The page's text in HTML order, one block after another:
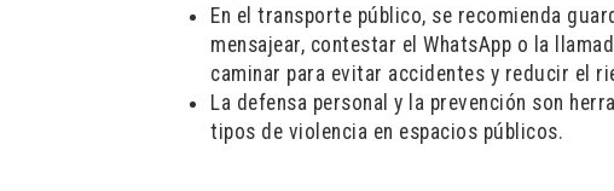
En el transporte público, se recomienda
mensajear, contestar el WhatsApp o la
caminar para evitar accidentes y reducir el
La defensa personal y la prevención son
tipos de violencia en espacios públicos.